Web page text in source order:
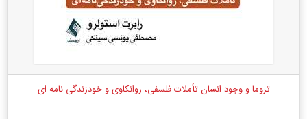
تروما و وجود انسان تأملات فلسفی، روانکاوی و خودزندگی نامه ای